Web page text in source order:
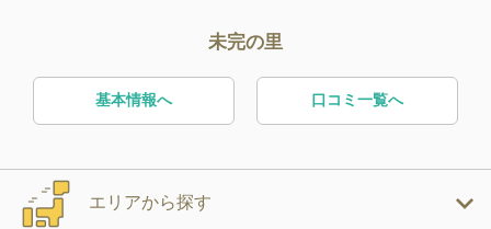
未完の里
基本情報へ 口コミ一覧へ
エリアから探す